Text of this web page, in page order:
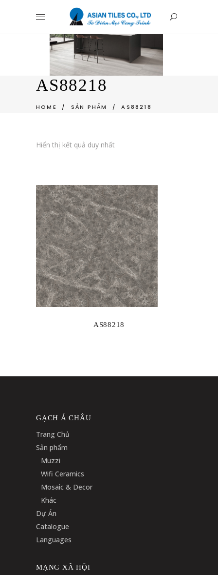
AS88218
HOME / SẢN PHẨM /AS88218
Hiển thị kết quả duy nhất
AS88218
GẠCH Á CHÂU
Trang Chủ
Sản phẩm
Muzzi
Wifi Ceramics
Mosaic & Decor
Khác
Dự Án
Catalogue
Languages
MẠNG XÃ HỘI